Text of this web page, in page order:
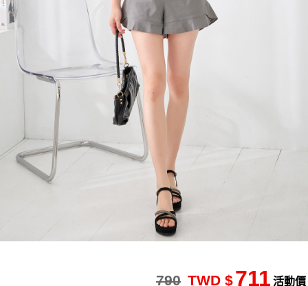
活動價
711
TWD $
790